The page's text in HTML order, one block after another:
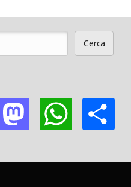
Mastodon